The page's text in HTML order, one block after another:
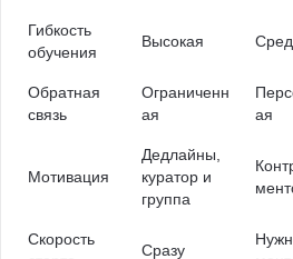
Гибкость
обучения
Высокая
Обратная
связь
Ограниченн
ая
ая
Мотивация
Дедлайны,
куратор и
группа
Скорость
Сразу